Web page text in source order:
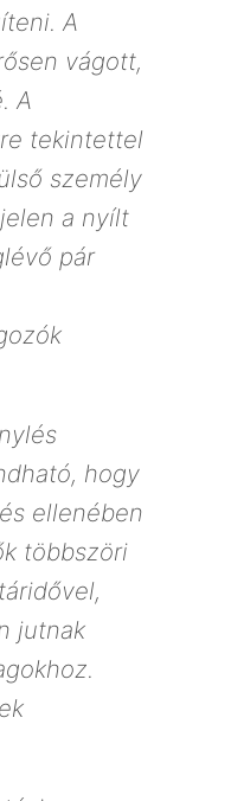
A
vágott,
A
tekintettel
személy
a nyílt
pár
hogy
ellenében
többszöri
jutnak